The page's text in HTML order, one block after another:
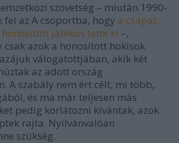
szövetség – miután 1990-
az A csoportba, hogy a csapat
játékos tette ki –,
csak azok a honosított hokisok
válogatottjában, akik két
az adott ország
A szabály nem ért célt, mi több,
és ma már teljesen más
pedig korlátozni kívántak, azok
rajta. Nyilvánvalóan
szükség.